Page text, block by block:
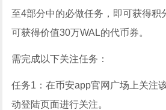
至4部分中的必做任务，即可获得积
可获得价值30万WAL的代币券。
需完成以下关注任务：
任务1：在币安app官网广场上关注
动登陆页面进行关注。